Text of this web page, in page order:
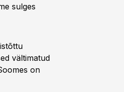
sulges
vältimatud
on